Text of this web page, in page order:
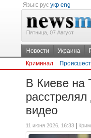
Язык: рус укр eng
Пятница, 07 Август
Новости Украина
Криминал
В Киеве на
видео
11 июня 2026, 16:33